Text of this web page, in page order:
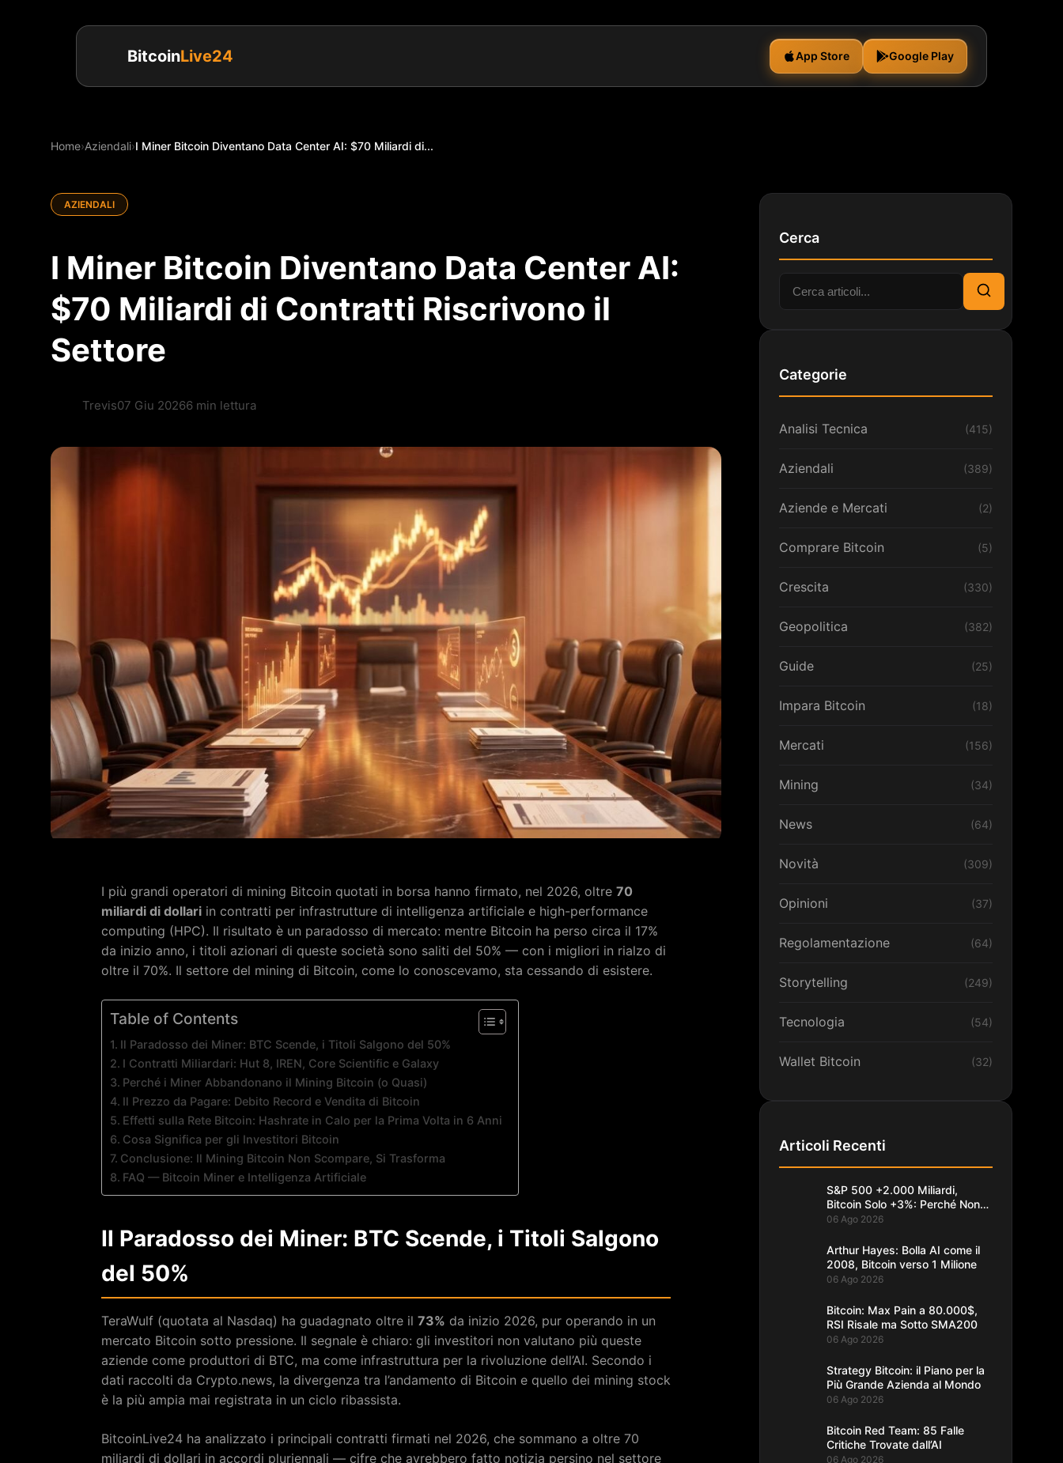
BitcoinLive24 App Store Google Play
Home›Aziendali›I Miner Bitcoin Diventano Data Center AI: $70 Miliardi di...
AZIENDALI
I Miner Bitcoin Diventano Data Center AI:
$70 Miliardi di Contratti Riscrivono il
Settore
Trevis07 Giu 20266 min lettura
I più grandi operatori di mining Bitcoin quotati in borsa hanno firmato, nel 2026, oltre 70
miliardi di dollari in contratti per infrastrutture di intelligenza artificiale e high-performance
computing (HPC). Il risultato è un paradosso di mercato: mentre Bitcoin ha perso circa il 17%
da inizio anno, i titoli azionari di queste società sono saliti del 50% — con i migliori in rialzo di
oltre il 70%. Il settore del mining di Bitcoin, come lo conoscevamo, sta cessando di esistere.
Table of Contents
Il Paradosso dei Miner: BTC Scende, i Titoli Salgono del 50%
I Contratti Miliardari: Hut 8, IREN, Core Scientific e Galaxy
Perché i Miner Abbandonano il Mining Bitcoin (o Quasi)
Il Prezzo da Pagare: Debito Record e Vendita di Bitcoin
Effetti sulla Rete Bitcoin: Hashrate in Calo per la Prima Volta in 6 Anni
Cosa Significa per gli Investitori Bitcoin
Conclusione: Il Mining Bitcoin Non Scompare, Si Trasforma
FAQ — Bitcoin Miner e Intelligenza Artificiale
Il Paradosso dei Miner: BTC Scende, i Titoli Salgono
del 50%
TeraWulf (quotata al Nasdaq) ha guadagnato oltre il 73% da inizio 2026, pur operando in un
mercato Bitcoin sotto pressione. Il segnale è chiaro: gli investitori non valutano più queste
aziende come produttori di BTC, ma come infrastruttura per la rivoluzione dell’AI. Secondo i
dati raccolti da Crypto.news, la divergenza tra l’andamento di Bitcoin e quello dei mining stock
è la più ampia mai registrata in un ciclo ribassista.
BitcoinLive24 ha analizzato i principali contratti firmati nel 2026, che sommano a oltre 70
miliardi di dollari in accordi pluriennali — cifre che avrebbero fatto notizia persino nel settore
Cerca
Cerca:
Cerca
Categorie
Analisi Tecnica (415)
Aziendali (389)
Aziende e Mercati (2)
Comprare Bitcoin (5)
Crescita (330)
Geopolitica (382)
Guide (25)
Impara Bitcoin (18)
Mercati (156)
Mining (34)
News (64)
Novità (309)
Opinioni (37)
Regolamentazione (64)
Storytelling (249)
Tecnologia (54)
Wallet Bitcoin (32)
Articoli Recenti
S&P 500 +2.000 Miliardi,
Bitcoin Solo +3%: Perché Non
Segue
06 Ago 2026
Arthur Hayes: Bolla AI come il
2008, Bitcoin verso 1 Milione
06 Ago 2026
Bitcoin: Max Pain a 80.000$,
RSI Risale ma Sotto SMA200
06 Ago 2026
Strategy Bitcoin: il Piano per la
Più Grande Azienda al Mondo
06 Ago 2026
Bitcoin Red Team: 85 Falle
Critiche Trovate dall’AI
06 Ago 2026